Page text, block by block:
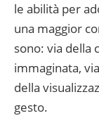
le abilità per
una maggior
sono: via della
immaginata,
della
gesto.